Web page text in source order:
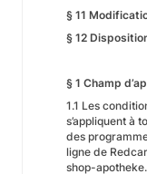
§ 11
§ 12
§ 1 Champ
1.1 Les
s’appliquent à
des
ligne de
shop-